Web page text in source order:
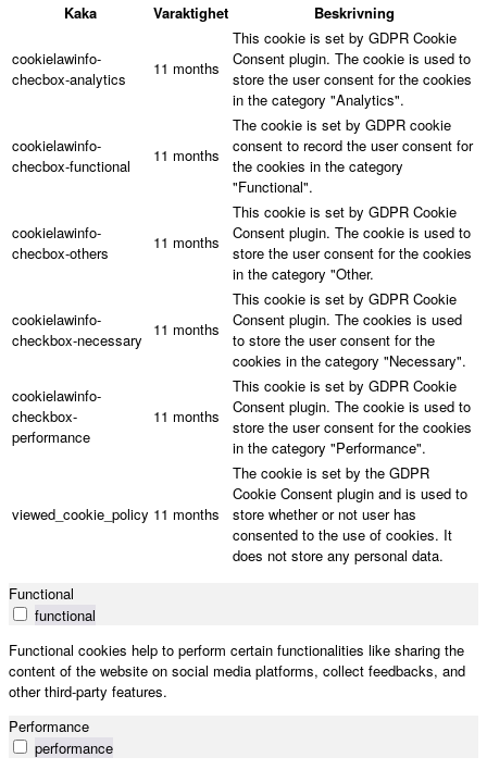
Kaka
Varaktighet Beskrivning
cookielawinfo-
checbox-analytics
11 months
This cookie is set by GDPR Cookie
Consent plugin. The cookie is used to
store the user consent for the cookies
in the category "Analytics".
cookielawinfo-
checbox-functional
11 months
The cookie is set by GDPR cookie
consent to record the user consent for
the cookies in the category
"Functional".
cookielawinfo-
checbox-others
11 months
This cookie is set by GDPR Cookie
Consent plugin. The cookie is used to
store the user consent for the cookies
in the category "Other.
cookielawinfo-
checkbox-necessary
11 months
This cookie is set by GDPR Cookie
Consent plugin. The cookies is used
to store the user consent for the
cookies in the category "Necessary".
cookielawinfo-
checkbox-
performance
11 months
This cookie is set by GDPR Cookie
Consent plugin. The cookie is used to
store the user consent for the cookies
in the category "Performance".
viewed_cookie_policy 11 months
The cookie is set by the GDPR
Cookie Consent plugin and is used to
store whether or not user has
consented to the use of cookies. It
does not store any personal data.
Functional
functional
Functional cookies help to perform certain functionalities like sharing the
content of the website on social media platforms, collect feedbacks, and
other third-party features.
Performance
performance